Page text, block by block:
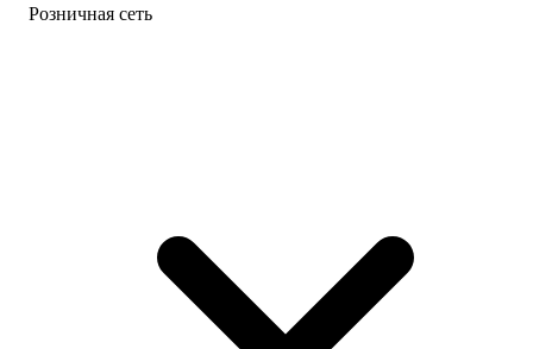
Розничная сеть